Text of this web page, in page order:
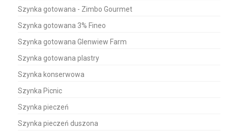
Szynka gotowana - Zimbo Gourmet
Szynka gotowana 3% Fineo
Szynka gotowana Glenwiew Farm
Szynka gotowana plastry
Szynka konserwowa
Szynka Picnic
Szynka pieczeń
Szynka pieczeń duszona